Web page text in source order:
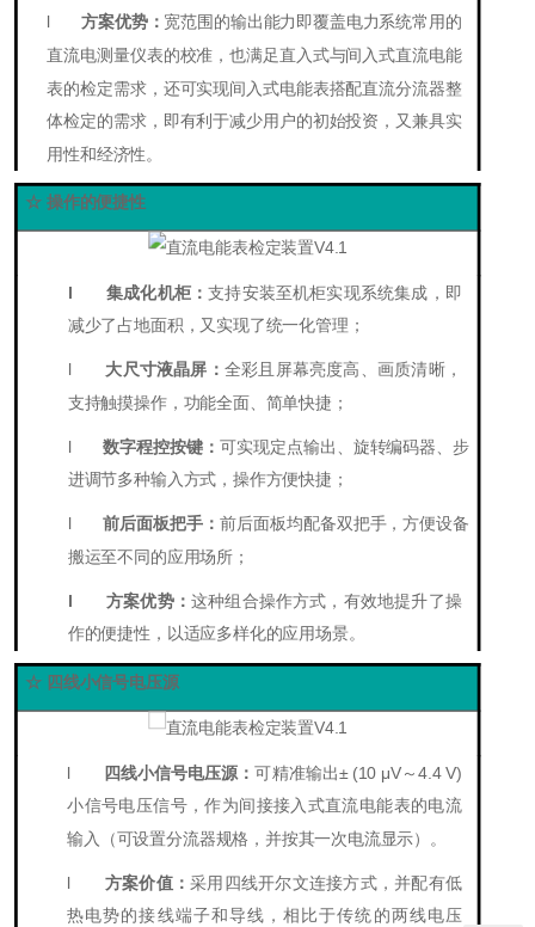
方案优势： 宽范围的输出能力即覆盖电力系统常用的
直流电测量仪表的校准，也满足直入式与间入式直流电能
表的检定需求，还可实现间入式电能表搭配直流分流器整
体检定的需求，即有利于减少用户的初始投资，又兼具实
用性和经济性。
☆ 操作的便捷性
l 集成化机柜：支持安装至机柜实现系统集成，即
减少了占地面积，又实现了统一化管理；
l 大尺寸液晶屏： 全彩且屏幕亮度高、画质清晰，
支持触摸操作，功能全面、简单快捷；
l 数字程控按键：可实现定点输出、旋转编码器、步
进调节多种输入方式，操作方便快捷；
l 前后面板把手：前后面板均配备双把手，方便设备
搬运至不同的应用场所；
l 方案优势： 这种组合操作方式，有效地提升了操
作的便捷性，以适应多样化的应用场景。
☆ 四线小信号电压源
l 四线小信号电压源：可精准输出± (10 μV～4.4V)
小信号电压信号，作为间接接入式直流电能表的电流
输入（可设置分流器规格，并按其一次电流显示）。
l 方案价值：采用四线开尔文连接方式，并配有低
热电势的接线端子和导线，相比于传统的两线电压